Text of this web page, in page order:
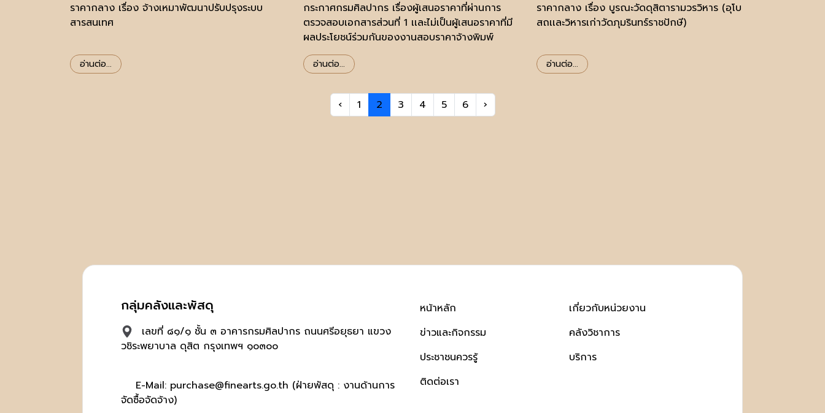
ราคากลาง เรื่อง จ้างเหมาพัฒนาปรับปรุงระบบ
สารสนเทศ
อ่านต่อ...
กระกาศกรมศิลปากร เรื่องผู้เสนอราคาที่ผ่านการ
ตรวจสอบเอกสารส่วนที่ 1 เเละไม่เป็นผู้เสนอราคาที่มี
ผลประโยชน์ร่วมกันของงานสอบราคาจ้างพิมพ์
หนังสือ "ท้องสนามหลวงสมัยสุโขทัย อยุธยา ธนบุรี
เเละรัตนโกสินทร์ ในบริบททางประวัติศาสตร์เเละ
อ่านต่อ...
ราคากลาง เรื่อง บูรณะวัดดุสิตารามวรวิหาร (อุโบ
สถเเละวิหารเก่าวัดภุมรินทร์ราชปักษี)
อ่านต่อ...
‹ 1 2 3 4 5 6 ›
กลุ่มคลังและพัสดุ
เลขที่ ๘๑/๑ ชั้น ๓ อาคารกรมศิลปากร ถนนศรีอยุธยา แขวง
วชิระพยาบาล ดุสิต กรุงเทพฯ ๑๐๓๐๐
E-Mail: purchase@finearts.go.th (ฝ่ายพัสดุ : งานด้านการ
จัดซื้อจัดจ้าง)
หน้าหลัก
ข่าวและกิจกรรม
ประชาชนควรรู้
ติดต่อเรา
เกี่ยวกับหน่วยงาน
คลังวิชาการ
บริการ